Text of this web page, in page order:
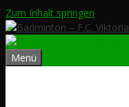
Zum Inhalt springen
Menü